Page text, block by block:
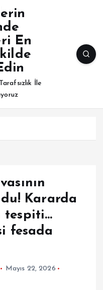
En
İle
Kararda
tespiti…
fesada
Mayıs 22, 2026